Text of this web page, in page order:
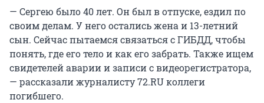
— Сергею было 40 лет. Он был в отпуске, ездил по
своим делам. У него остались жена и 13-летний
сын. Сейчас пытаемся связаться с ГИБДД, чтобы
понять, где его тело и как его забрать. Также ищем
свидетелей аварии и записи с видеорегистратора,
— рассказали журналисту 72.RU коллеги
погибшего.